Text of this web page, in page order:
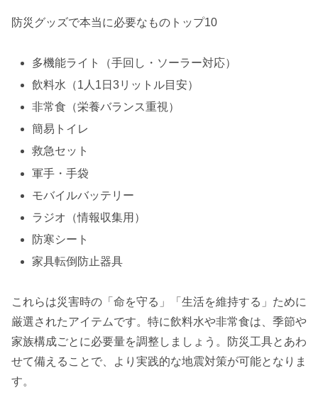
防災グッズで本当に必要なものトップ10
多機能ライト（手回し・ソーラー対応）
飲料水（1人1日3リットル目安）
非常食（栄養バランス重視）
簡易トイレ
救急セット
軍手・手袋
モバイルバッテリー
ラジオ（情報収集用）
防寒シート
家具転倒防止器具
これらは災害時の「命を守る」「生活を維持する」ために
厳選されたアイテムです。特に飲料水や非常食は、季節や
家族構成ごとに必要量を調整しましょう。防災工具とあわ
せて備えることで、より実践的な地震対策が可能となりま
す。